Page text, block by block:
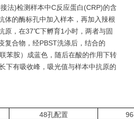
法)检测样本中C反应蛋白(CRP)的含
体的酶标孔中加入样本，再加入辣根
原，在37℃下孵育1小时，两者与固
复合物，经PBST洗涤后，结合的
苯胺）成蓝色，随后在酸的作用下转
下有吸收峰，吸光值与样本中抗原的
48孔配置